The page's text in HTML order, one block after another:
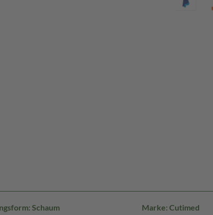
Schaum Marke: Cutimed